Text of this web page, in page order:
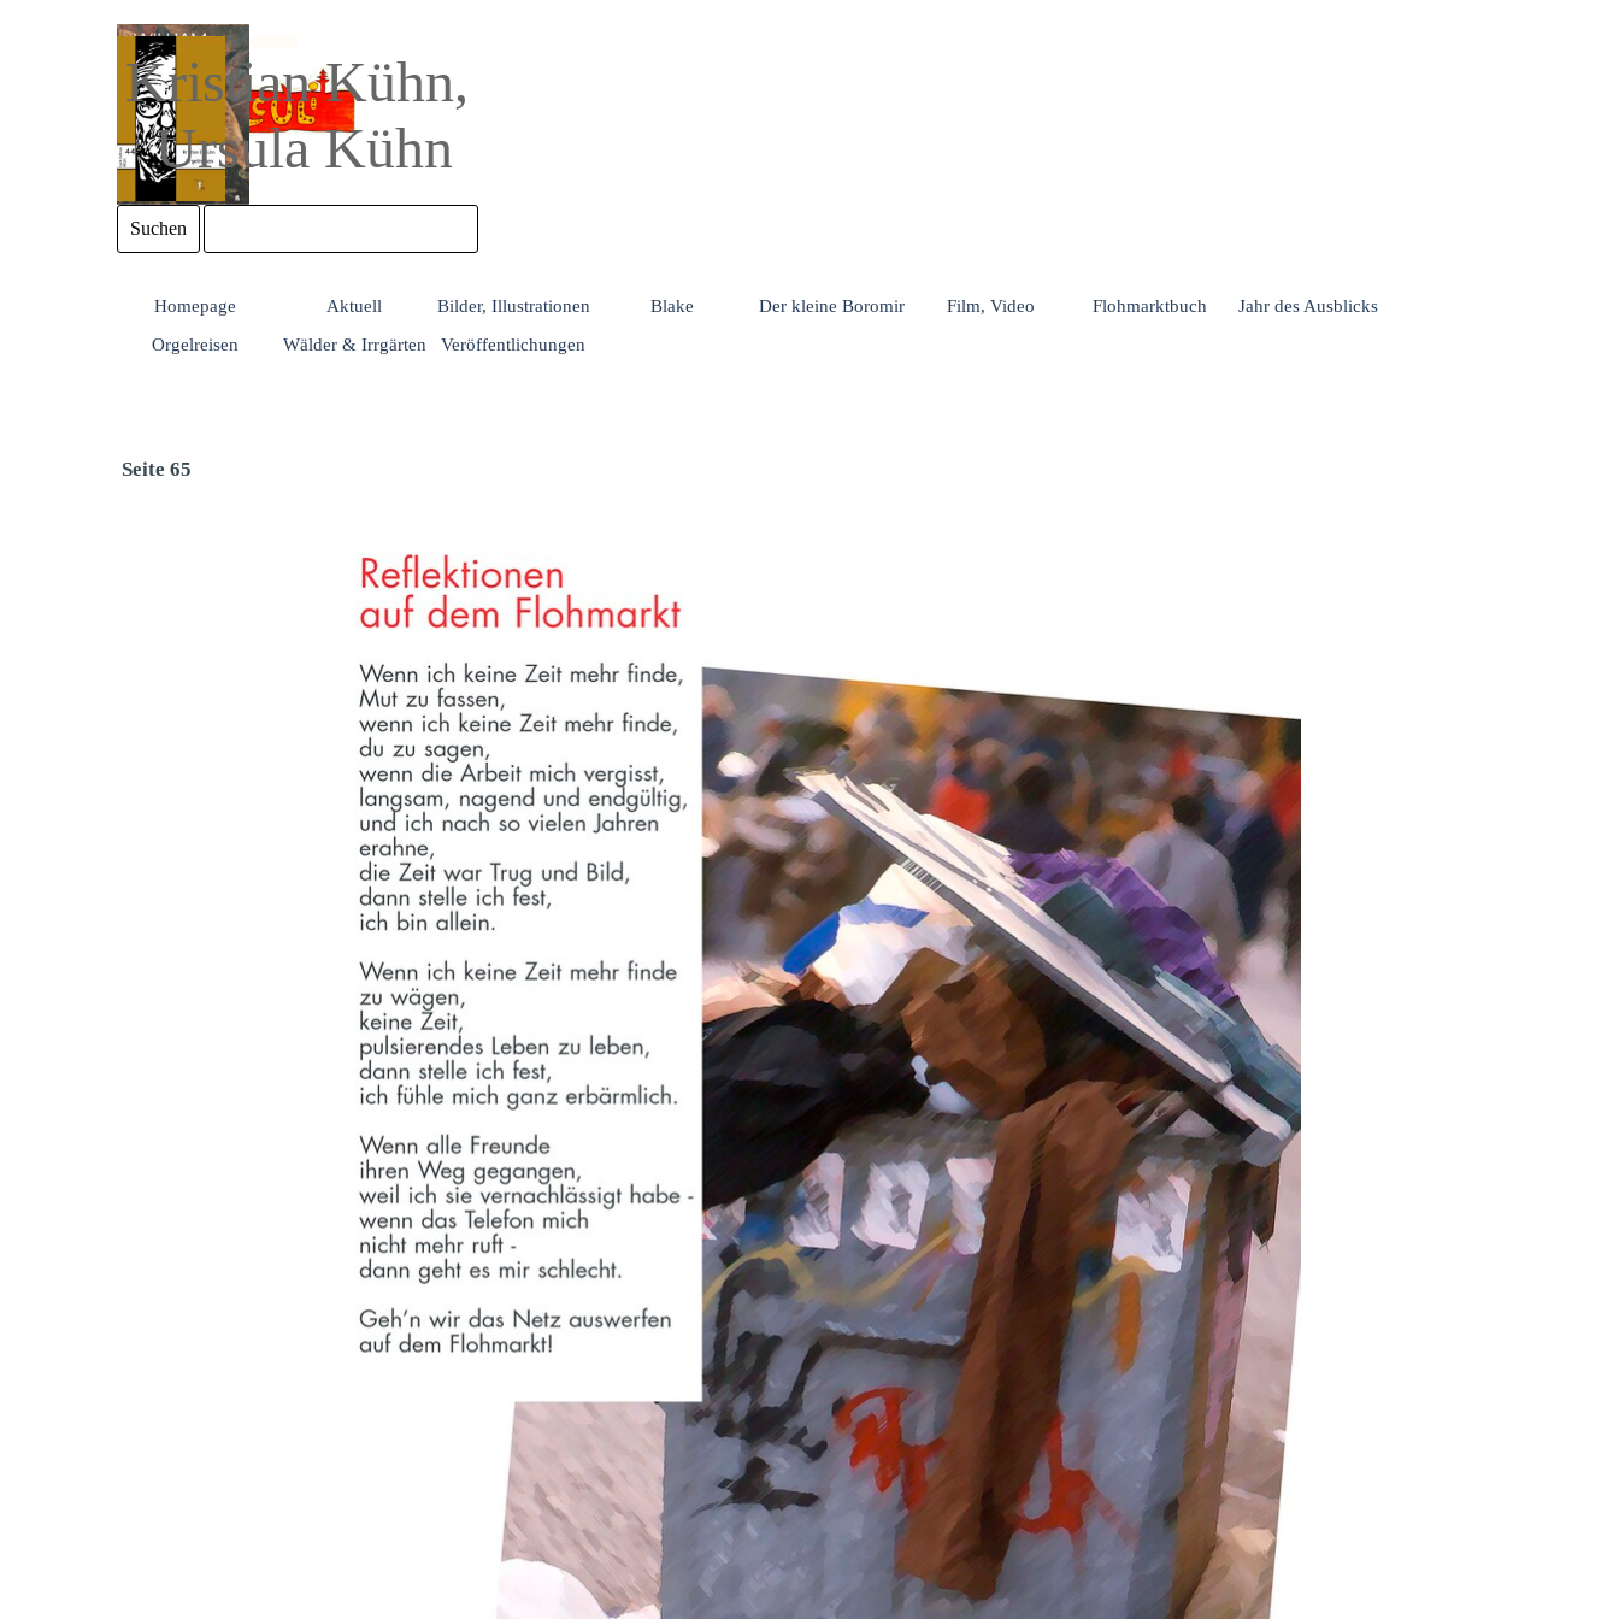
Kristian Kühn,
Ursula Kühn
Suchen
Menü überspringen
Homepage Aktuell Bilder, Illustrationen Blake Der kleine Boromir Film, Video Flohmarktbuch
Jahr des Ausblicks
Orgelreisen
Wälder & Irrgärten Veröffentlichungen
Seite 65